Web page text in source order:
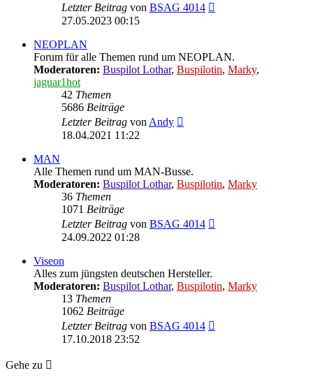
Letzter Beitrag von BSAG 4014
27.05.2023 00:15
NEOPLAN
Forum für alle Themen rund um NEOPLAN.
Moderatoren: Buspilot Lothar, Buspilotin, Marky,
jaguar1hot
42 Themen
5686 Beiträge
Letzter Beitrag von Andy
18.04.2021 11:22
MAN
Alle Themen rund um MAN-Busse.
Moderatoren: Buspilot Lothar, Buspilotin, Marky
36 Themen
1071 Beiträge
Letzter Beitrag von BSAG 4014
24.09.2022 01:28
Viseon
Alles zum jüngsten deutschen Hersteller.
Moderatoren: Buspilot Lothar, Buspilotin, Marky
13 Themen
1062 Beiträge
Letzter Beitrag von BSAG 4014
17.10.2018 23:52
Gehe zu